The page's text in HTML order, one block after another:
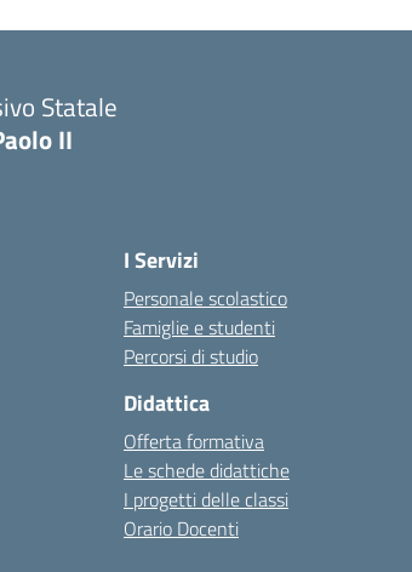
Statale
II
I Servizi
Personale scolastico
Famiglie e studenti
Percorsi di studio
Didattica
Offerta formativa
Le schede didattiche
I progetti delle classi
Orario Docenti